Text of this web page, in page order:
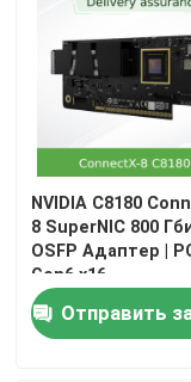
Переключатель
Серверная
Волоконно-
NVIDIA C8180
8 SuperNIC 800
OSFP Адаптер |
Gen6 x16
Отправить